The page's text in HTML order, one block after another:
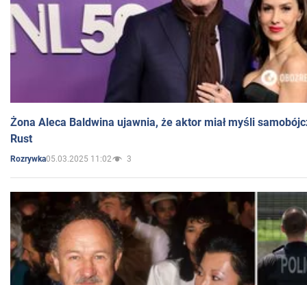
Żona Aleca Baldwina ujawnia, że aktor miał myśli
Rust
Rozrywka05.03.2025 11:02 3